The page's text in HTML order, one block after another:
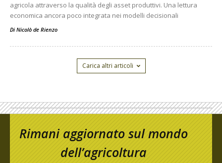
agricola attraverso la qualità degli asset produttivi. Una lettura
economica ancora poco integrata nei modelli decisionali
Di Nicolò de Rienzo
Carica altri articoli
Rimani aggiornato sul mondo
dell’agricoltura